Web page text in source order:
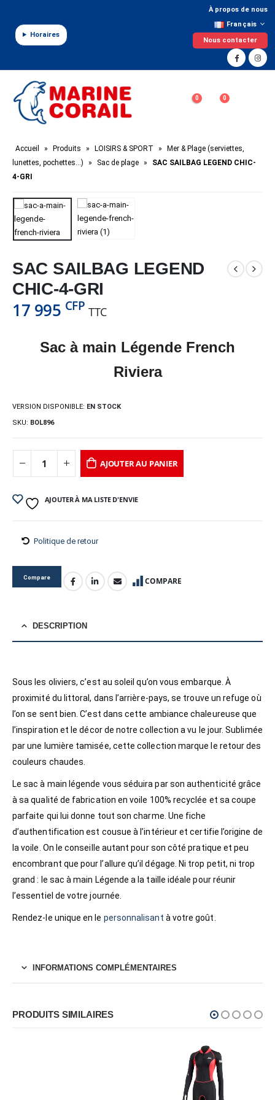
Horaires
À propos de nous
Français
Nous contacter
0 0
Accueil » Produits » LOISIRS & SPORT »
Mer & Plage (serviettes,
lunettes, pochettes…)
» Sac de plage »
SAC SAILBAG LEGEND CHIC-
4-GRI
SAC SAILBAG LEGEND
CHIC-4-GRI
17 995 CFP TTC
Sac à main Légende French
Riviera
VERSION DISPONIBLE: EN STOCK
SKU: BOL896
AJOUTER AU PANIER
AJOUTER À MA LISTE D'ENVIE
Politique de retour
Compare COMPARE
DESCRIPTION
Sous les oliviers, c’est au soleil qu’on vous embarque. À
proximité du littoral, dans l’arrière-pays, se trouve un refuge où
l’on se sent bien. C’est dans cette ambiance chaleureuse que
l’inspiration et le décor de notre collection a vu le jour. Sublimée
par une lumière tamisée, cette collection marque le retour des
couleurs chaudes.
Le sac à main légende vous séduira par son authenticité grâce
à sa qualité de fabrication en voile 100% recyclée et sa coupe
parfaite qui lui donne tout son charme. Une fiche
d’authentification est cousue à l’intérieur et certifie l’origine de
la voile. On le conseille autant pour son côté pratique et peu
encombrant que pour l’allure qu’il dégage. Ni trop petit, ni trop
grand : le sac à main Légende a la taille idéale pour réunir
l’essentiel de votre journée.
Rendez-le unique en le personnalisant à votre goût.
INFORMATIONS COMPLÉMENTAIRES
PRODUITS SIMILAIRES